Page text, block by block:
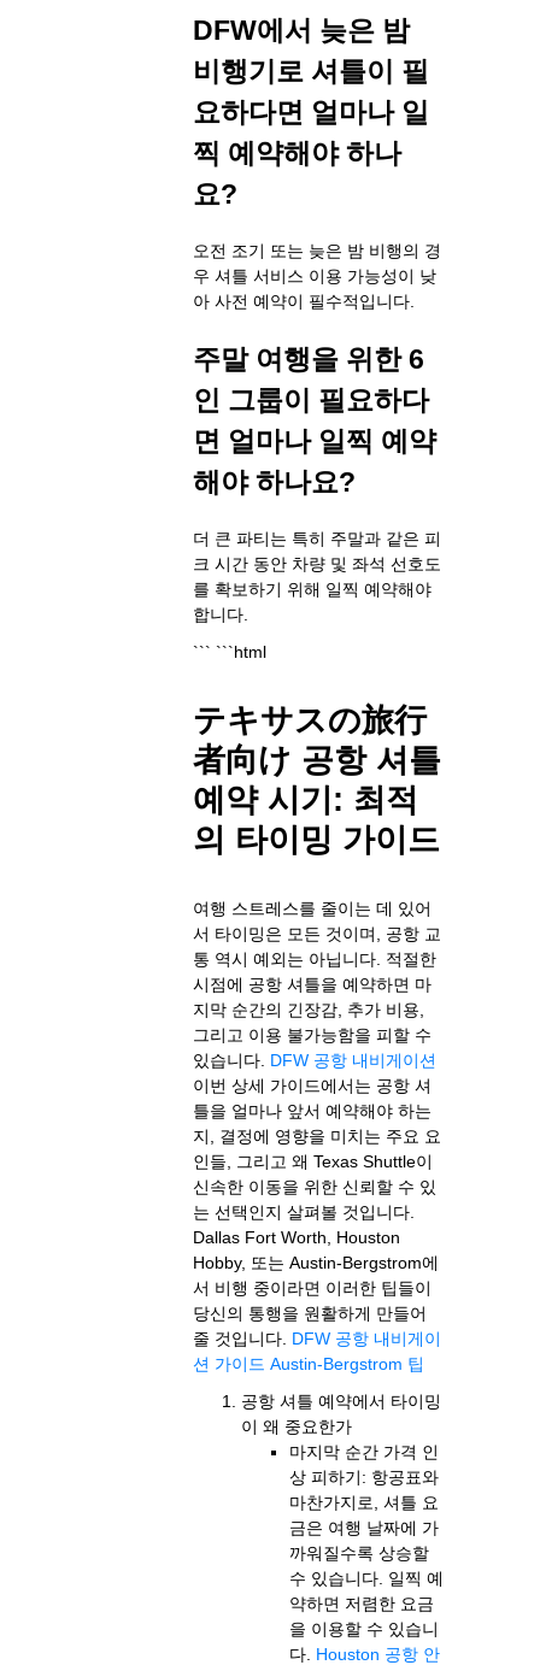
DFW에서 늦은 밤
비행기로 셔틀이 필
요하다면 얼마나 일
찍 예약해야 하나
요?
오전 조기 또는 늦은 밤 비행의 경
우 셔틀 서비스 이용 가능성이 낮
아 사전 예약이 필수적입니다.
주말 여행을 위한 6
인 그룹이 필요하다
면 얼마나 일찍 예약
해야 하나요?
더 큰 파티는 특히 주말과 같은 피
크 시간 동안 차량 및 좌석 선호도
를 확보하기 위해 일찍 예약해야
합니다.
``` ```html
テキサスの旅行
者向け 공항 셔틀
예약 시기: 최적
의 타이밍 가이드
여행 스트레스를 줄이는 데 있어
서 타이밍은 모든 것이며, 공항 교
통 역시 예외는 아닙니다. 적절한
시점에 공항 셔틀을 예약하면 마
지막 순간의 긴장감, 추가 비용,
그리고 이용 불가능함을 피할 수
있습니다. DFW 공항 내비게이션
이번 상세 가이드에서는 공항 셔
틀을 얼마나 앞서 예약해야 하는
지, 결정에 영향을 미치는 주요 요
인들, 그리고 왜 Texas Shuttle이
신속한 이동을 위한 신뢰할 수 있
는 선택인지 살펴볼 것입니다.
Dallas Fort Worth, Houston
Hobby, 또는 Austin-Bergstrom에
서 비행 중이라면 이러한 팁들이
당신의 통행을 원활하게 만들어
줄 것입니다. DFW 공항 내비게이
션 가이드 Austin-Bergstrom 팁
공항 셔틀 예약에서 타이밍
이 왜 중요한가
마지막 순간 가격 인
상 피하기: 항공표와
마찬가지로, 셔틀 요
금은 여행 날짜에 가
까워질수록 상승할
수 있습니다. 일찍 예
약하면 저렴한 요금
을 이용할 수 있습니
다. Houston 공항 안